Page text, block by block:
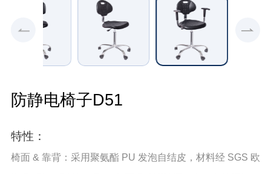
防静电椅子D51
特性：
椅面 & 靠背：采用聚氨酯 PU 发泡自结皮，材料经 SGS 欧